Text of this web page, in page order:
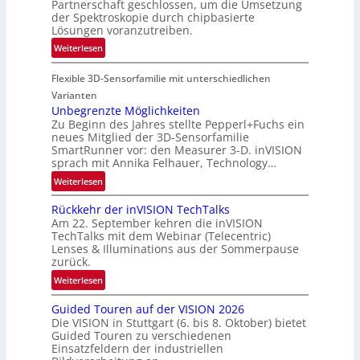
f
t
-
u
a
u
m
f
a
h
r
t
t
e
c
h
i
k
e
g
i
o
n
Partnerschaft geschlossen, um die Umsetzung
der Spektroskopie durch chipbasierte
Lösungen voranzutreiben.
Weiterlesen:
P
a
t
n
e
r
s
c
h
a
f
t
i
s
c
h
e
Flexible 3D-Sensorfamilie mit unterschiedlichen
Varianten
Unbegrenzte Möglichkeiten
Zu Beginn des Jahres stellte Pepperl+Fuchs ein
neues Mitglied der 3D-Sensorfamilie
SmartRunner vor: den Measurer 3-D. inVISION
sprach mit Annika Felhauer, Technology…
Weiterlesen:
U
n
b
e
g
r
e
z
t
e
Rückkehr der inVISION TechTalks
Am 22. September kehren die inVISION
TechTalks mit dem Webinar (Telecentric)
Lenses & Illuminations aus der Sommerpause
zurück.
Weiterlesen:
R
ü
c
k
k
Guided Touren auf der VISION 2026
Die VISION in Stuttgart (6. bis 8. Oktober) bietet
Guided Touren zu verschiedenen
Einsatzfeldern der industriellen